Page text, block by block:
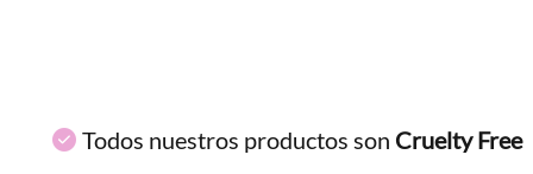
Todos nuestros productos son Cruelty Free